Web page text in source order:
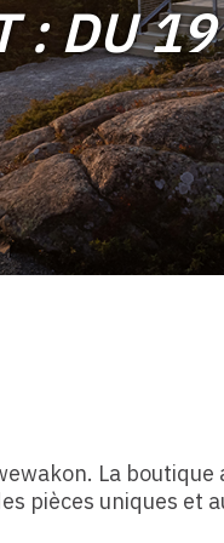
: DU
La
pièces uniques et